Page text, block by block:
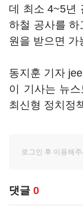
데 최소 4~5년
하철 공사를 하
원을 받으면 가
동지훈 기자
이 기사는 뉴
최신형 정치정
댓글 0